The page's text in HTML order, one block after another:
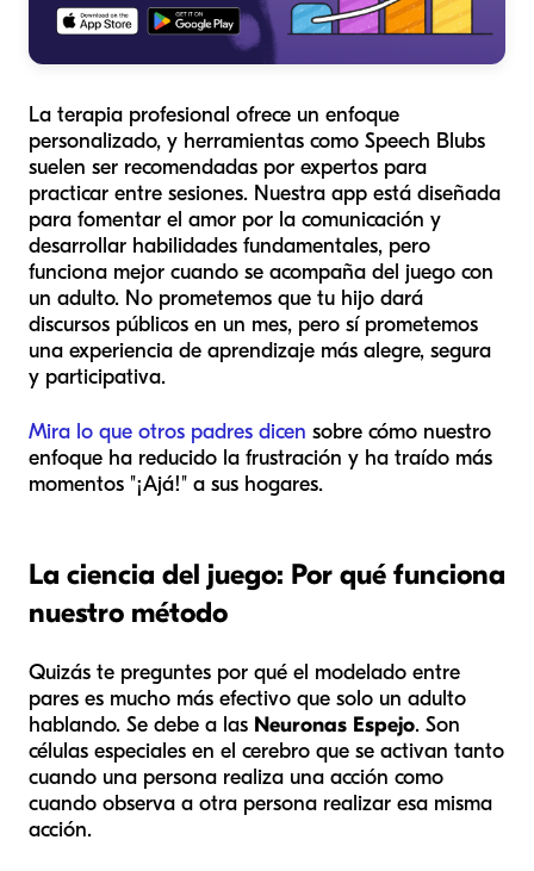
La terapia profesional ofrece un enfoque
personalizado, y herramientas como Speech Blubs
suelen ser recomendadas por expertos para
practicar entre sesiones. Nuestra app está diseñada
para fomentar el amor por la comunicación y
desarrollar habilidades fundamentales, pero
funciona mejor cuando se acompaña del juego con
un adulto. No prometemos que tu hijo dará
discursos públicos en un mes, pero sí prometemos
una experiencia de aprendizaje más alegre, segura
y participativa.
Mira lo que otros padres dicen sobre cómo nuestro
enfoque ha reducido la frustración y ha traído más
momentos "¡Ajá!" a sus hogares.
La ciencia del juego: Por qué funciona
nuestro método
Quizás te preguntes por qué el modelado entre
pares es mucho más efectivo que solo un adulto
hablando. Se debe a las Neuronas Espejo. Son
células especiales en el cerebro que se activan tanto
cuando una persona realiza una acción como
cuando observa a otra persona realizar esa misma
acción.